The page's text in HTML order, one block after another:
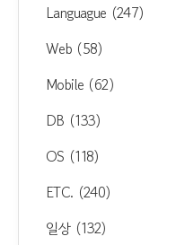
Languague (247)
Web (58)
Mobile (62)
DB (133)
OS (118)
ETC. (240)
일상 (132)